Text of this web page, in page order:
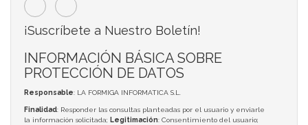
¡Suscríbete a Nuestro Boletín!
INFORMACIÓN BÁSICA SOBRE
PROTECCIÓN DE DATOS
Responsable: LA FORMIGA INFORMATICA S.L.
Finalidad: Responder las consultas planteadas por el usuario y enviarle
la información solicitada; Legitimación: Consentimiento del usuario;